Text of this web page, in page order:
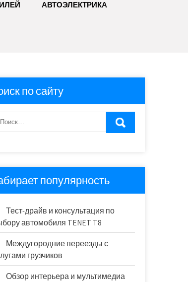
АВТОЭЛЕКТРИКА
по сайту
популярность
Тест-драйв и консультация по
автомобиля TENET T8
Междугородние переезды с
грузчиков
Обзор интерьера и мультимедиа